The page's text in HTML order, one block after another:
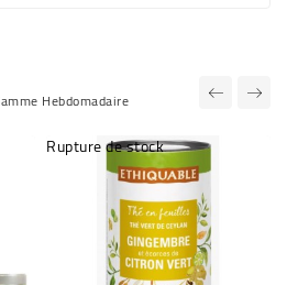
Hebdomadaire
Rupture de stock